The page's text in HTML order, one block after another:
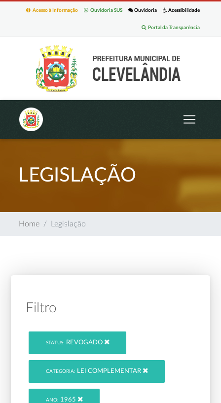
Acessibilidade
Ouvidoria
Ouvidoria SUS
Acesso à Informação
Portal da Transparência
LEGISLAÇÃO
Home Legislação
Filtro
STATUS: REVOGADO
CATEGORIA: LEI COMPLEMENTAR
ANO: 1965